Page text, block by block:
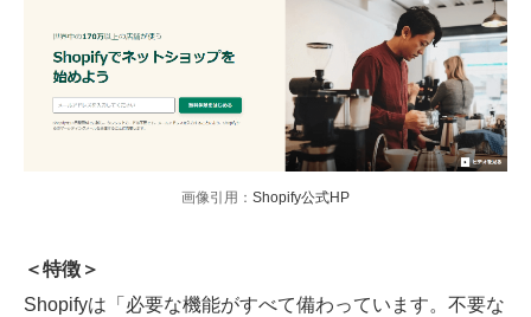
画像引用： Shopify公式HP
＜特徴＞
Shopifyは「必要な機能がすべて備わっています。不要な